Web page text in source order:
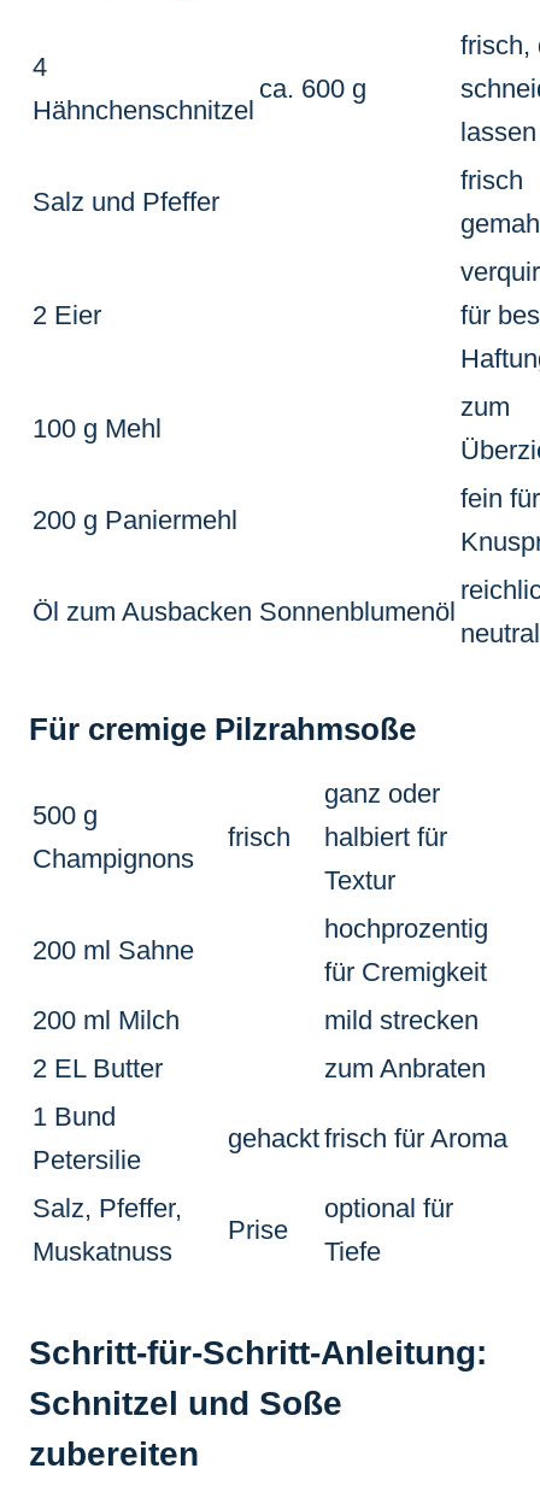
4
Hähnchenschnitzel
ca. 600 g
frisch,
lassen
Salz und Pfeffer
frisch
2 Eier
für
100 g Mehl
zum
200 g Paniermehl
fein
Öl zum Ausbacken Sonnenblumenöl
neutral
Für cremige Pilzrahmsoße
500 g
Champignons
frisch
ganz oder
halbiert für
Textur
200 ml Sahne
hochprozentig
für Cremigkeit
200 ml Milch
mild strecken
2 EL Butter
zum Anbraten
1 Bund
Petersilie
gehacktfrisch für Aroma
Salz, Pfeffer,
Muskatnuss
Prise
optional für
Tiefe
Schritt-für-Schritt-Anleitung:
Schnitzel und Soße
zubereiten